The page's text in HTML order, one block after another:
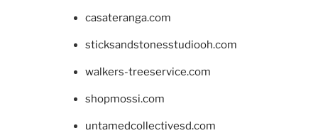
casateranga.com
sticksandstonesstudiooh.com
walkers-treeservice.com
shopmossi.com
untamedcollectivesd.com